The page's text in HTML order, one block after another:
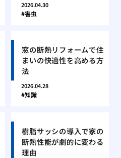
2026.04.30
害虫
窓の断熱リフォームで住
まいの快適性を高める方
法
2026.04.28
知識
樹脂サッシの導入で家の
断熱性能が劇的に変わる
理由